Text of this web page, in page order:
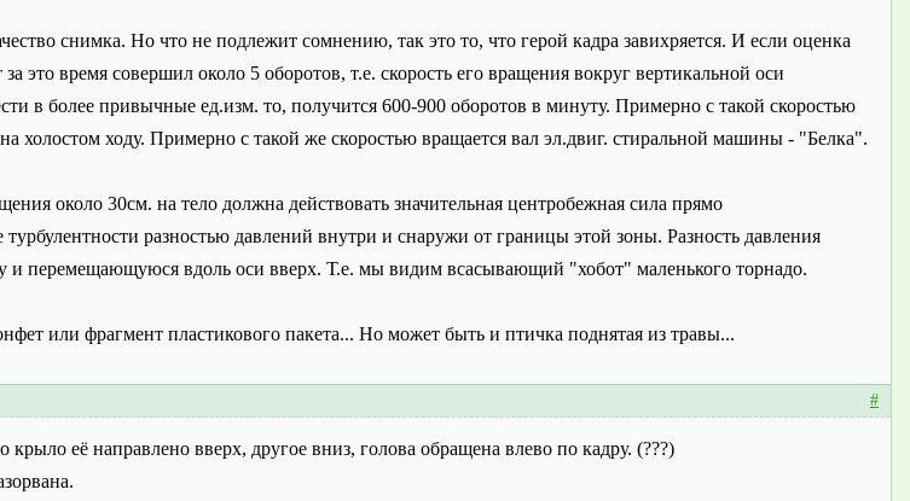
снимка. Но что не подлежит сомнению, так это то, что герой кадра завихряется. И если оценка
это время совершил около 5 оборотов, т.е. скорость его вращения вокруг вертикальной оси
в более привычные ед.изм. то, получится 600-900 оборотов в минуту. Примерно с такой скоростью
холостом ходу. Примерно с такой же скоростью вращается вал эл.двиг. стиральной машины - "Белка".
около 30см. на тело должна действовать значительная центробежная сила прямо
разностью давлений внутри и снаружи от границы этой зоны. Разность давления
и перемещающуюся вдоль оси вверх. Т.е. мы видим всасывающий "хобот" маленького торнадо.
или фрагмент пластикового пакета... Но может быть и птичка поднятая из травы...
#
её направлено вверх, другое вниз, голова обращена влево по кадру. (???)